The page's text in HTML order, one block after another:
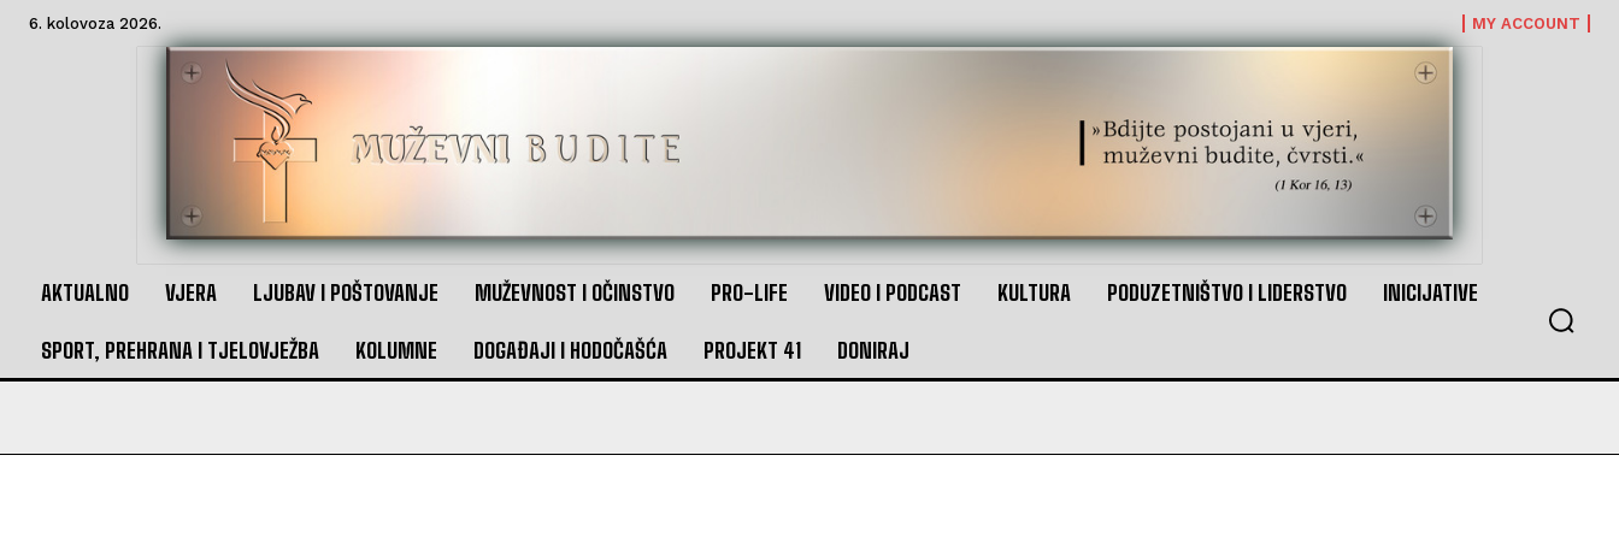
6. kolovoza 2026. MY ACCOUNT
AKTUALNO VJERA LJUBAV I POŠTOVANJE MUŽEVNOST I OČINSTVO PRO-LIFE VIDEO I PODCAST KULTURA PODUZETNIŠTVO I LIDERSTVO INICIJATIVE
SPORT, PREHRANA I TJELOVJEŽBA KOLUMNE DOGAĐAJI I HODOČAŠĆA PROJEKT 41 DONIRAJ